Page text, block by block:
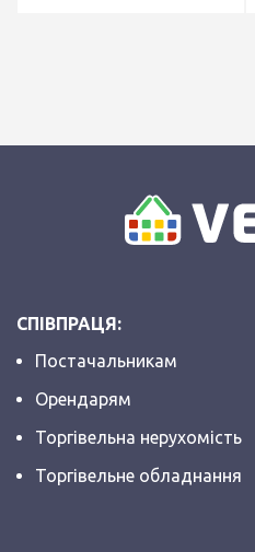
СПІВПРАЦЯ:
Постачальникам
Орендарям
Торгівельна нерухомість
Торгівельне обладнання